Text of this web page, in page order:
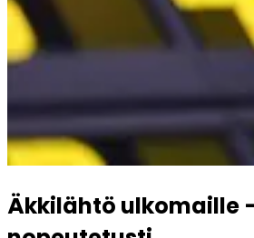
Äkkilähtö ulkomaille